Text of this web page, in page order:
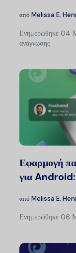
από Melissa E.
Ενημερώθηκε 04
ανάγνωσης
Εφαρμογή
για Android:
από Melissa E.
Ενημερώθηκε 06